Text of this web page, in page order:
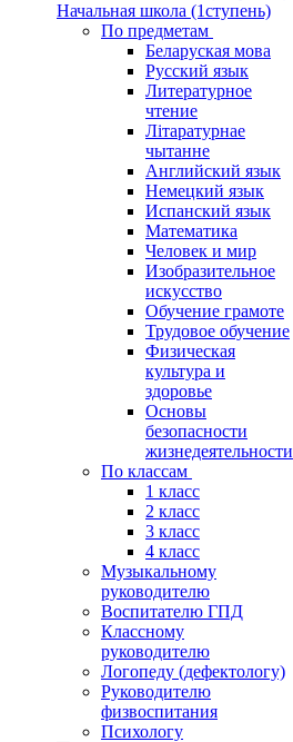
Начальная школа (1ступень)
По предметам
Беларуская мова
Русский язык
Литературное
чтение
Літаратурнае
чытанне
Английский язык
Немецкий язык
Испанский язык
Математика
Человек и мир
Изобразительное
искусство
Обучение грамоте
Трудовое обучение
Физическая
культура и
здоровье
Основы
безопасности
жизнедеятельности
По классам
1 класс
2 класс
3 класс
4 класс
Музыкальному
руководителю
Воспитателю ГПД
Классному
руководителю
Логопеду (дефектологу)
Руководителю
физвоспитания
Психологу